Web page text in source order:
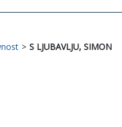
> S LJUBAVLJU, SIMON